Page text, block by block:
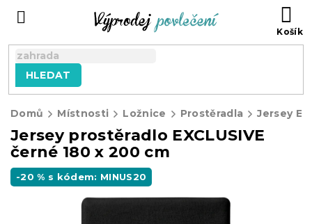
HLEDAT
Domů Místnosti Ložnice Prostěradla Jersey
Jersey prostěradlo EXCLUSIVE
černé 180 x 200 cm
-20 % s kódem: MINUS20